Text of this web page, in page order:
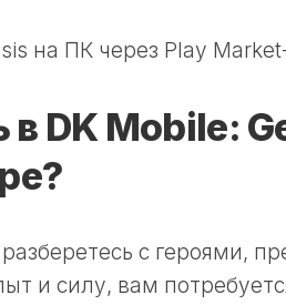
в DK Mobile:
с героями,
и силу, вам